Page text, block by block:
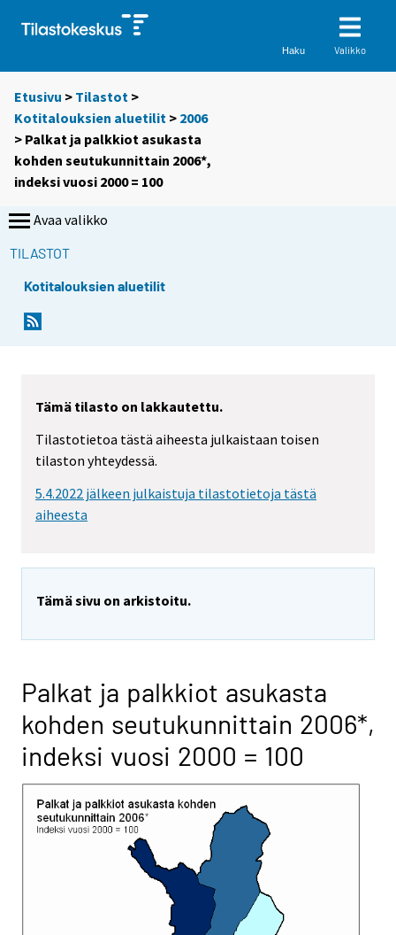
Haku Valikko
Etusivu > Tilastot >
Kotitalouksien aluetilit > 2006
> Palkat ja palkkiot asukasta
kohden seutukunnittain 2006*,
indeksi vuosi 2000 = 100
Avaa valikko
TILASTOT
Kotitalouksien aluetilit
Tämä tilasto on lakkautettu.
Tilastotietoa tästä aiheesta julkaistaan toisen
tilaston yhteydessä.
5.4.2022 jälkeen julkaistuja tilastotietoja tästä
aiheesta
Tämä sivu on arkistoitu.
Palkat ja palkkiot asukasta
kohden seutukunnittain 2006*,
indeksi vuosi 2000 = 100